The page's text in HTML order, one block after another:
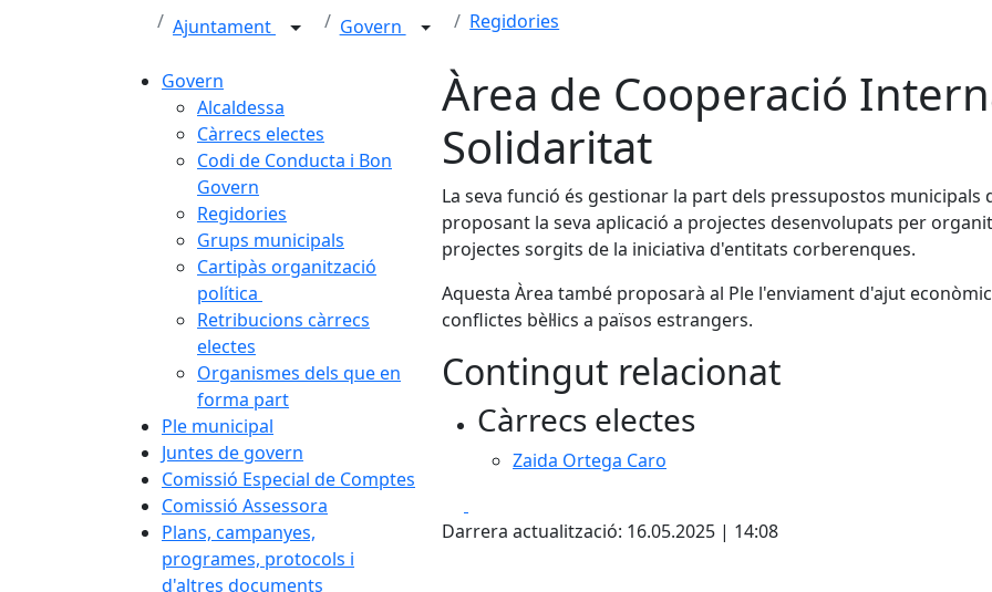
Ajuntament Govern Regidories
Govern
Alcaldessa
Càrrecs electes
Codi de Conducta i Bon
Govern
Regidories
Grups municipals
Cartipàs organització
política
Retribucions càrrecs
electes
Organismes dels que en
forma part
Ple municipal
Juntes de govern
Comissió Especial de Comptes
Comissió Assessora
Plans, campanyes,
programes, protocols i
d'altres documents
Àrea de Cooperació
Solidaritat
La seva funció és gestionar la part dels pressupostos
proposant la seva aplicació a projectes desenvolupats per
projectes sorgits de la iniciativa d'entitats corberenques.
Aquesta Àrea també proposarà al Ple l'enviament d'ajut
conflictes bèl·lics a països estrangers.
Contingut relacionat
Càrrecs electes
Zaida Ortega Caro
Darrera actualització: 16.05.2025 | 14:08